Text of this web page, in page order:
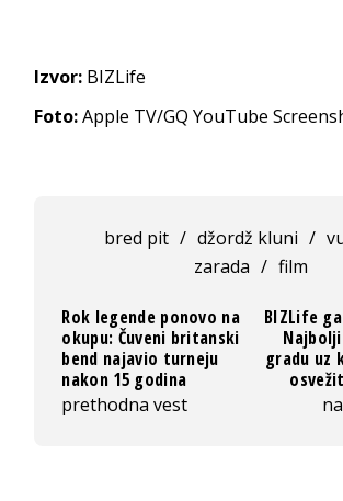
Izvor: BIZLife
Foto:Apple TV/GQ YouTube
bred pit / džordž kluni /
zarada / film
Rok legende ponovo na
okupu: Čuveni britanski
bend najavio turneju
nakon 15 godina
prethodna vest
BIZLife
gradu uz